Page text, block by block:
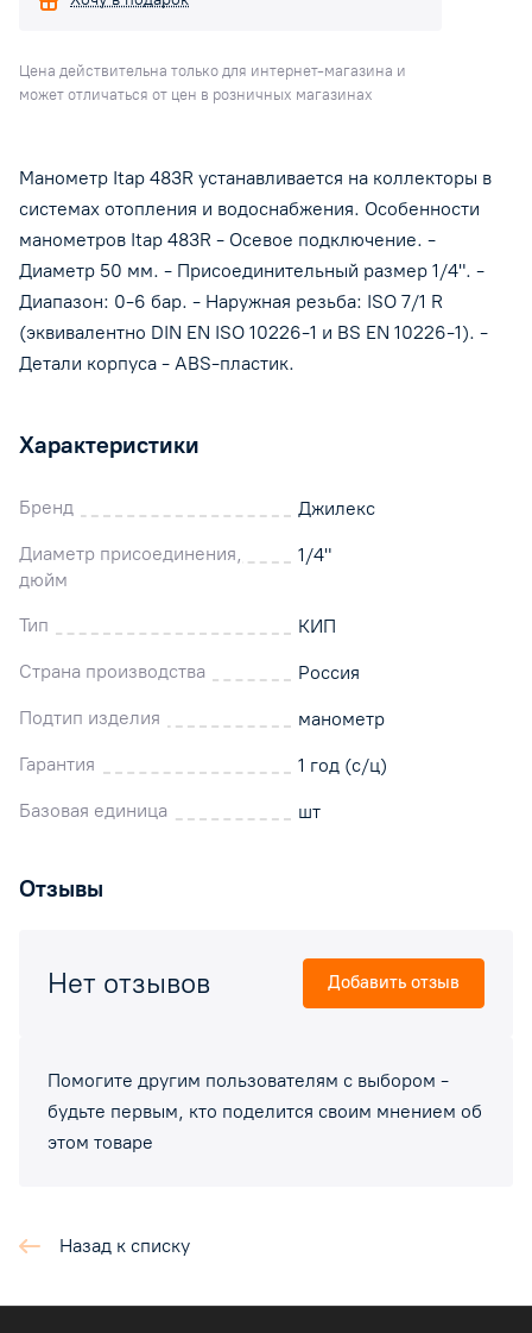
Цена действительна только для интернет-магазина и
может отличаться от цен в розничных магазинах
Манометр Itap 483R устанавливается на коллекторы в
системах отопления и водоснабжения. Особенности
манометров Itap 483R - Осевое подключение. -
Диаметр 50 мм. - Присоединительный размер 1/4". -
Диапазон: 0-6 бар. - Наружная резьба: ISO 7/1 R
(эквивалентно DIN EN ISO 10226-1 и BS EN 10226-1). -
Детали корпуса - ABS-пластик.
Характеристики
Бренд
Джилекс
Диаметр присоединения,
дюйм
1/4"
Тип
КИП
Страна производства
Россия
Подтип изделия
манометр
Гарантия
1 год (с/ц)
Базовая единица
шт
Отзывы
Помогите другим пользователям с выбором -
будьте первым, кто поделится своим мнением об
этом товаре
Нет отзывов Добавить отзыв
Назад к списку